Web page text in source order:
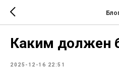
Каким должен
2025-12-16 22:51